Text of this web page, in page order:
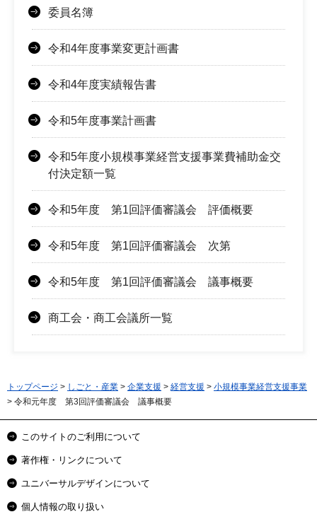
委員名簿
令和4年度事業変更計画書
令和4年度実績報告書
令和5年度事業計画書
令和5年度小規模事業経営支援事業費補助金交
付決定額一覧
令和5年度 第1回評価審議会 評価概要
令和5年度 第1回評価審議会 次第
令和5年度 第1回評価審議会 議事概要
商工会・商工会議所一覧
トップページ > しごと・産業 > 企業支援 > 経営支援 > 小規模事業経営支援事業
> 令和元年度 第3回評価審議会 議事概要
このサイトのご利用について
著作権・リンクについて
ユニバーサルデザインについて
個人情報の取り扱い